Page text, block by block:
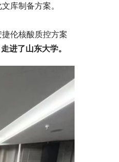
库制备方案。
伦核酸质控方案
进了山东大学。